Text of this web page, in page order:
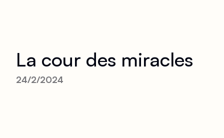
La cour des miracles
24/2/2024